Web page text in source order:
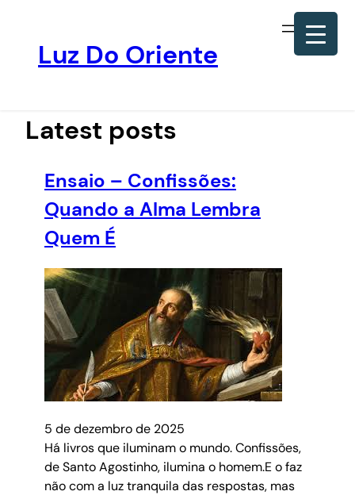
conteúdo
Luz Do Oriente
Latest posts
Ensaio – Confissões:
Quando a Alma Lembra
Quem É
5 de dezembro de 2025
Há livros que iluminam o mundo. Confissões,
de Santo Agostinho, ilumina o homem.E o faz
não com a luz tranquila das respostas, mas